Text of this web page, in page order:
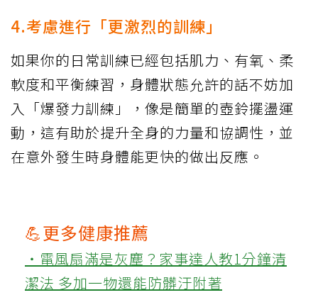
4.考慮進行「更激烈的訓練」
如果你的日常訓練已經包括肌力、有氧、柔
軟度和平衡練習，身體狀態允許的話不妨加
入「爆發力訓練」，像是簡單的壺鈴擺盪運
動，這有助於提升全身的力量和協調性，並
在意外發生時身體能更快的做出反應。
💪更多健康推薦
‧電風扇滿是灰塵？家事達人教1分鐘清
潔法 多加一物還能防髒汙附著